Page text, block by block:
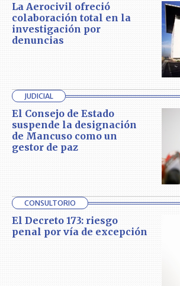
La Aerocivil ofreció
colaboración total en la
investigación por
denuncias
JUDICIAL
El Consejo de Estado
suspende la designación
de Mancuso como un
gestor de paz
CONSULTORIO
El Decreto 173: riesgo
penal por vía de excepción